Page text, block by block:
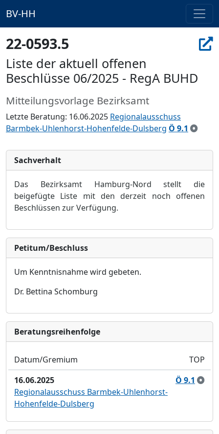
BV-HH
22-0593.5
Liste der aktuell offenen
Beschlüsse 06/2025 - RegA BUHD
Mitteilungsvorlage Bezirksamt
Letzte Beratung: 16.06.2025 Regionalausschuss
Barmbek-Uhlenhorst-Hohenfelde-Dulsberg Ö 9.1
Sachverhalt
Das Bezirksamt Hamburg-Nord stellt die
beigefügte Liste mit den derzeit noch offenen
Beschlüssen zur Verfügung.
Petitum/Beschluss
Um Kenntnisnahme wird gebeten.
Dr. Bettina Schomburg
Bera­tungs­reihen­folge
Datum/Gremium
TOP
16.06.2025
Ö 9.1
Regionalausschuss Barmbek-Uhlenhorst-
Hohenfelde-Dulsberg